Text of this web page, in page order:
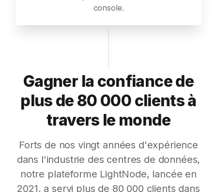
console.
Gagner la confiance de
plus de 80 000 clients à
travers le monde
Forts de nos vingt années d'expérience
dans l'industrie des centres de données,
notre plateforme LightNode, lancée en
2021, a servi plus de 80 000 clients dans